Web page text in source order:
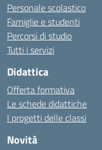
Personale scolastico
Famiglie e studenti
Percorsi di studio
Tutti i servizi
Didattica
Offerta formativa
Le schede didattiche
I progetti delle classi
Novità